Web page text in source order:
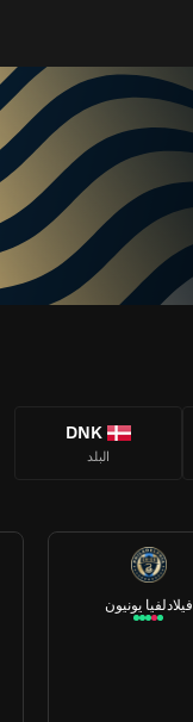
DNK
البلد
فيلادلفيا يونيون